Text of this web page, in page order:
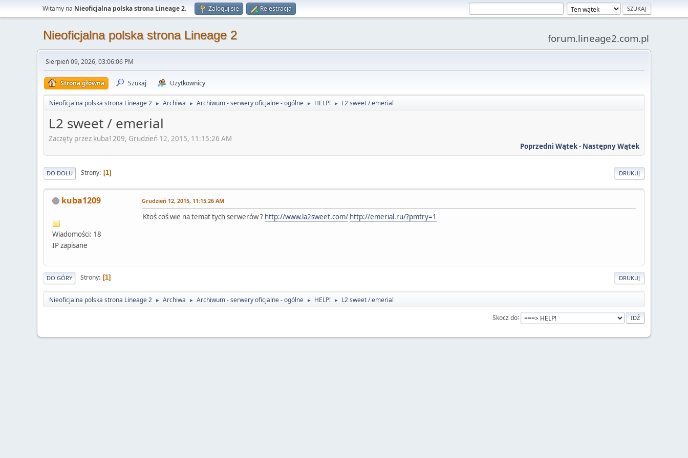
Witamy na Nieoficjalna polska strona Lineage 2. Zaloguj się Rejestracja
Nieoficjalna polska strona Lineage 2 forum.lineage2.com.pl
Sierpień 09, 2026, 03:06:06 PM
Strona główna Szukaj Użytkownicy
Nieoficjalna polska strona Lineage 2 ► Archiwa ► Archiwum - serwery oficjalne - ogólne ► HELP! ► L2 sweet / emerial
L2 sweet / emerial
Zaczęty przez kuba1209, Grudzień 12, 2015, 11:15:26 AM
Poprzedni Wątek- Następny Wątek
DRUKUJ
DO DOŁU Strony 1
kuba1209
Wiadomości: 18
IP zapisane
Grudzień 12, 2015, 11:15:26 AM
Ktoś coś wie na temat tych serwerów ? http://www.la2sweet.com/ http://emerial.ru/?pmtry=1
DRUKUJ
DO GÓRY Strony 1
Nieoficjalna polska strona Lineage 2 ► Archiwa ► Archiwum - serwery oficjalne - ogólne ► HELP! ► L2 sweet / emerial
Skocz do